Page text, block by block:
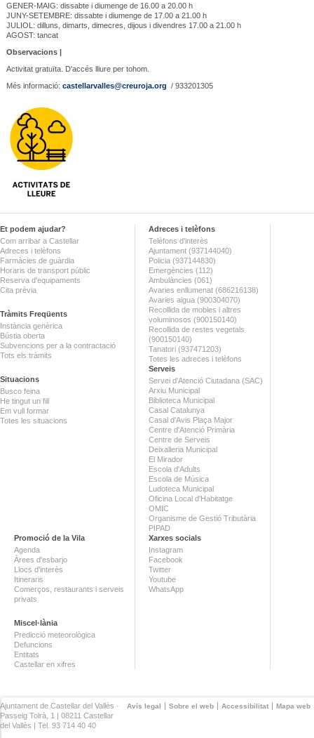
GENER-MAIG: dissabte i diumenge de 16.00 a 20.00 h
JUNY-SETEMBRE: dissabte i diumenge de 17.00 a 21.00 h
JULIOL: dilluns, dimarts, dimecres, dijous i divendres 17.00 a 21.00 h
AGOST: tancat
Observacions |
Activitat gratuïta. D'accés lliure per tohom.
Més informació: castellarvalles@creuroja.org / 933201305
Et podem ajudar?
Com arribar a Castellar
Adreces i telèfons
Farmàcies de guàrdia
Horaris de transport públic
Reserva d'equipaments
Cita prèvia
Tràmits Freqüents
Instància genèrica
Bústia oberta
Subvencions per a la contractació
Tots els tràmits
Situacions
Busco feina
He tingut un fill
Em vull formar
Totes les situacions
Adreces i telèfons
Telèfons d'interès
Ajuntament (937144040)
Policia (937144830)
Emergències (112)
Ambulàncies (061)
Avaries enllumenat (686216138)
Avaries aigua (900304070)
Recollida de mobles i altres
voluminosos (900150140)
Recollida de restes vegetals
(900150140)
Tanatori (937471203)
Totes les adreces i telèfons
Serveis
Servei d'Atenció Ciutadana (SAC)
Arxiu Municipal
Biblioteca Municipal
Casal Catalunya
Casal d'Avis Plaça Major
Centre d'Atenció Primària
Centre de Serveis
Deixalleria Municipal
El Mirador
Escola d'Adults
Escola de Música
Ludoteca Municipal
Oficina Local d'Habitatge
OMIC
Organisme de Gestió Tributària
PIPAD
Promoció de la Vila
Agenda
Àrees d'esbarjo
Llocs d'interès
Itineraris
Comerços, restaurants i serveis
privats
Miscel·lània
Predicció meteorològica
Defuncions
Entitats
Castellar en xifres
Xarxes socials
Instagram
Facebook
Twitter
Youtube
WhatsApp
Avís legal Sobre el web Accessibilitat Mapa web
Ajuntament de Castellar del Vallès ·
Passeig Tolrà, 1 | 08211 Castellar
del Vallès | Tel. 93 714 40 40